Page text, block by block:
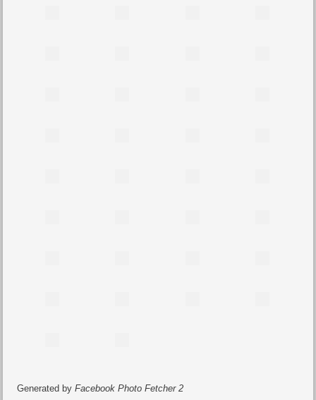
Generated byFacebook Photo Fetcher 2